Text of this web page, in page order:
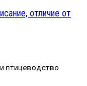
отличие от
птицеводство